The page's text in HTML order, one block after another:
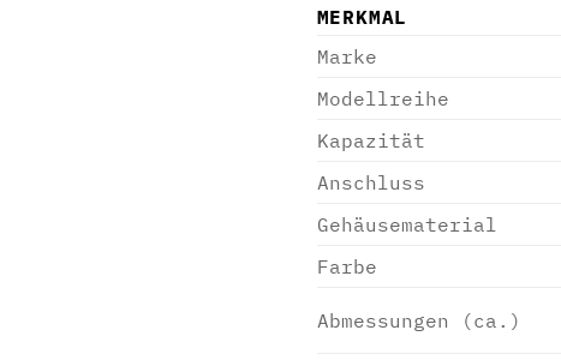
MERKMAL
Marke
Modellreihe
Kapazität
Anschluss
Gehäusematerial
Farbe
Abmessungen (ca.)